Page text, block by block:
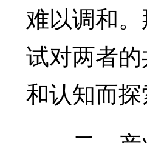
难以调和
试对两者
和认知而